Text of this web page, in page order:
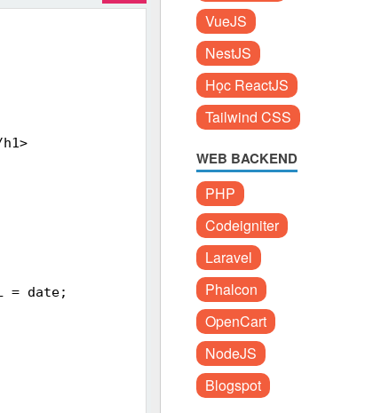
= date;
VueJS
NestJS
Học ReactJS
Tailwind CSS
WEB BACKEND
PHP
Codeigniter
Laravel
Phalcon
OpenCart
NodeJS
Blogspot